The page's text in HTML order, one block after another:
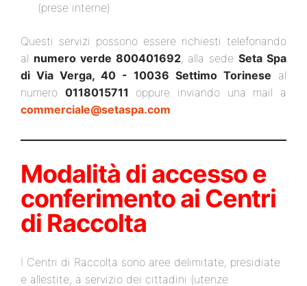
(prese interne)
Questi servizi possono essere richiesti telefonando
al numero verde 800401692, alla sedeSeta Spa
di Via Verga, 40 - 10036 Settimo Torinese al
numero 0118015711 oppure inviando una mail a
commerciale@setaspa.com
Modalità di accesso e
conferimento ai Centri
di Raccolta
I Centri di Raccolta sono aree delimitate, presidiate
e allestite, a servizio dei cittadini (utenze